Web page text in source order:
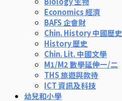
Economics 經濟
BAFS 企會財
Chin. History 中國歷史
History 歷史
Chin. Lit. 中國文學
M1/M2 數學延伸一/二
THS 旅遊與款待
ICT 資訊及科技
幼兒和小學